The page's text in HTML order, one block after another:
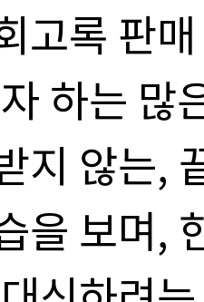
고록 판
하는 많
지 않는,
을 보며,